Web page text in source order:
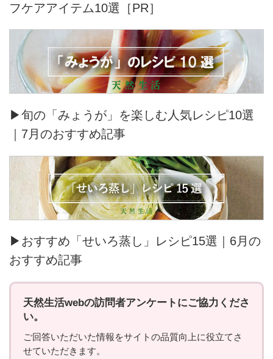
フケアアイテム10選［PR］
▶旬の「みょうが」を楽しむ人気レシピ10選
｜7月のおすすめ記事
▶おすすめ「せいろ蒸し」レシピ15選｜6月の
おすすめ記事